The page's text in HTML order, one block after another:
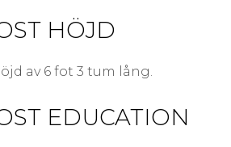
HÖJD
av 6 fot 3 tum lång.
EDUCATION